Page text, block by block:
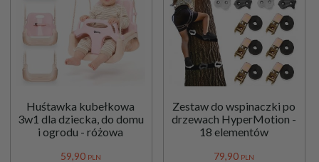
Huśtawka kubełkowa
3w1 dla dziecka, do domu
i ogrodu - różowa
59,90 PLN
Zestaw do wspinaczki po
drzewach HyperMotion -
18 elementów
79,90 PLN